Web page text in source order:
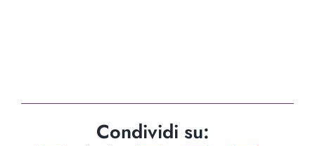
Condividi su: